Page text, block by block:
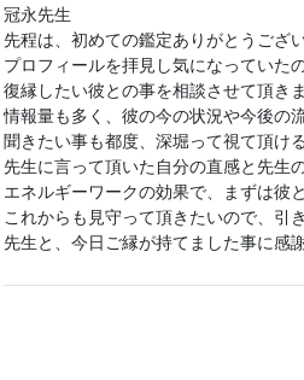
冠永先生
先程は、初めての鑑定ありがとうござい
プロフィールを拝見し気になっていた
復縁したい彼との事を相談させて頂き
情報量も多く、彼の今の状況や今後の
聞きたい事も都度、深堀って視て頂け
先生に言って頂いた自分の直感と先生
エネルギーワークの効果で、まずは彼
これからも見守って頂きたいので、引
先生と、今日ご縁が持てました事に感